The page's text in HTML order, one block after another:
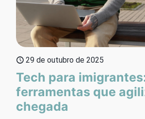
29 de outubro de 2025
Tech para
ferramentas que
chegada